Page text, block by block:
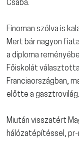
Csaba.
Finoman szólva is
Mert bár nagyon
a diploma
Főiskolát
Franciaországban,
előtte a gasztrovilág.
Miután visszatért
hálózatépítéssel, pr-